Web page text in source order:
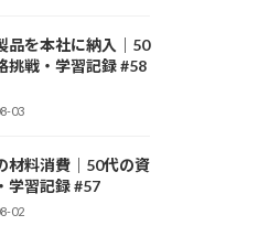
品を本社に納入｜50
挑戦・学習記録 #58
03
材料消費｜50代の資
学習記録 #57
02